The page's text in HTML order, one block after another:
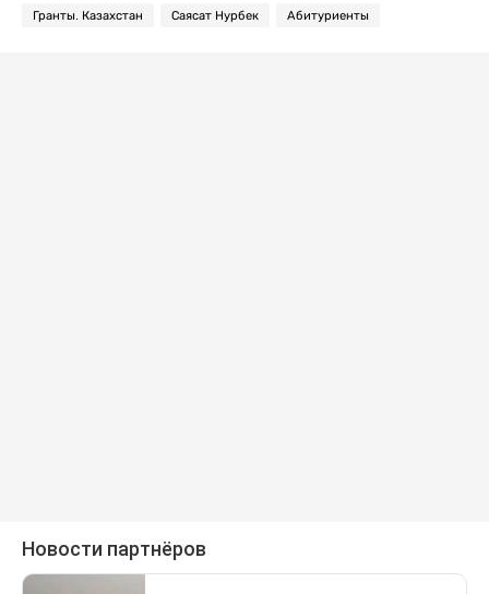
Гранты. Казахстан Саясат Нурбек Абитуриенты